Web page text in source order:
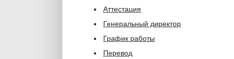
Аттестация
Генеральный директор
График работы
Перевод